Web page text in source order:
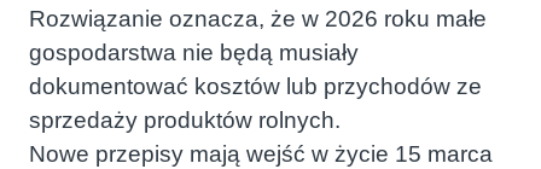
Rozwiązanie oznacza, że w 2026 roku małe
gospodarstwa nie będą musiały
dokumentować kosztów lub przychodów ze
sprzedaży produktów rolnych.
Nowe przepisy mają wejść w życie 15 marca